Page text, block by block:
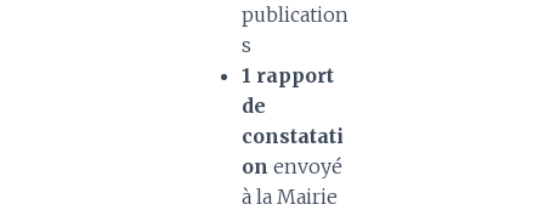
publication
s
1 rapport
de
constatati
on envoyé
à la Mairie